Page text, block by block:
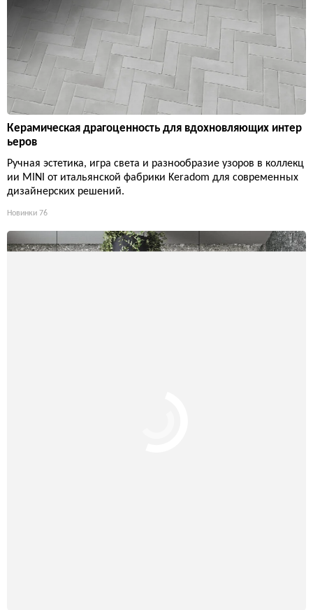
Керамическая драгоценность для вдохновляющих интер
ьеров
Ручная эстетика, игра света и разнообразие узоров в коллекц
ии MINI от итальянской фабрики Keradom для современных
дизайнерских решений.
Новинки 76